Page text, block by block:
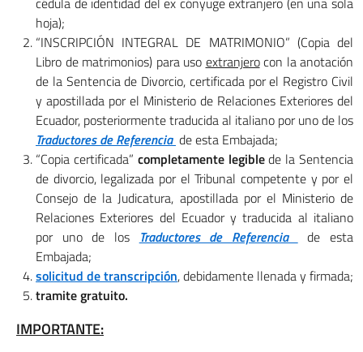
hoja);
“INSCRIPCIÓN INTEGRAL DE MATRIMONIO” (Copia del
Libro de matrimonios) para uso extranjerocon la anotación
de la Sentencia de Divorcio, certificada por el Registro Civil
y apostillada por el Ministerio de Relaciones Exteriores del
Ecuador, posteriormente traducida al italiano por uno de los
Traductores de Referencia de esta Embajada;
“Copia certificada” completamente legiblede la Sentencia
de divorcio, legalizada por el Tribunal competente y por el
Consejo de la Judicatura, apostillada por el Ministerio de
Relaciones Exteriores del Ecuador y traducida al italiano
por uno de los Traductores de Referencia
de esta
Embajada;
solicitud de transcripción, debidamente llenada y firmada;
tramite gratuito.
IMPORTANTE: